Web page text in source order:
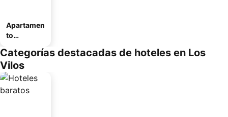
Apartamen
to
o
Categorías destacadas de hoteles en Los
Vilos